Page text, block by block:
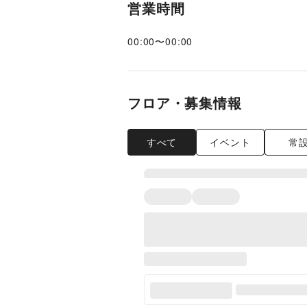
営業時間
00:00〜00:00
フロア・募集情報
すべて イベント 常